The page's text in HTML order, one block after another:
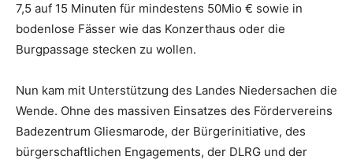
7,5 auf 15 Minuten für mindestens 50Mio € sowie in
bodenlose Fässer wie das Konzerthaus oder die
Burgpassage stecken zu wollen.
Nun kam mit Unterstützung des Landes Niedersachen die
Wende. Ohne des massiven Einsatzes des Fördervereins
Badezentrum Gliesmarode, der Bürgerinitiative, des
bürgerschaftlichen Engagements, der DLRG und der